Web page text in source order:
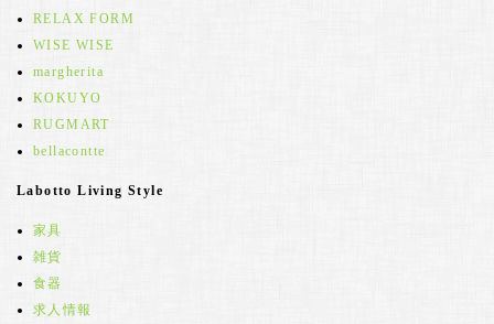
RELAX FORM
WISE WISE
margherita
KOKUYO
RUGMART
bellacontte
Labotto Living Style
家具
雑貨
食器
求人情報